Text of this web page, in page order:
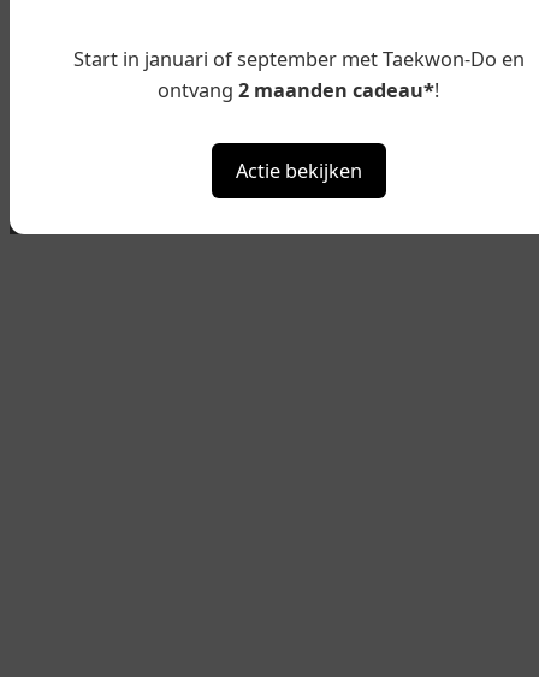
Start in januari of september met Taekwon-Do en
ontvang 2 maanden cadeau*!
Actie bekijken